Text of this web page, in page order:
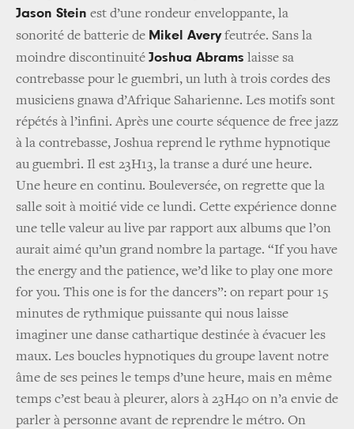
Jason Stein est d’une rondeur enveloppante, la
sonorité de batterie de Mikel Averyfeutrée. Sans la
moindre discontinuité Joshua Abrams laisse sa
contrebasse pour le guembri, un luth à trois cordes des
musiciens gnawa d’Afrique Saharienne. Les motifs sont
répétés à l’infini. Après une courte séquence de free jazz
à la contrebasse, Joshua reprend le rythme hypnotique
au guembri. Il est 23H13, la transe a duré une heure.
Une heure en continu. Bouleversée, on regrette que la
salle soit à moitié vide ce lundi. Cette expérience donne
une telle valeur au live par rapport aux albums que l’on
aurait aimé qu’un grand nombre la partage. “If you have
the energy and the patience, we’d like to play one more
for you. This one is for the dancers”: on repart pour 15
minutes de rythmique puissante qui nous laisse
imaginer une danse cathartique destinée à évacuer les
maux. Les boucles hypnotiques du groupe lavent notre
âme de ses peines le temps d’une heure, mais en même
temps c’est beau à pleurer, alors à 23H40 on n’a envie de
parler à personne avant de reprendre le métro. On